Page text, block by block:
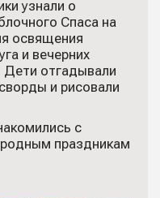
узнали о
Спаса на
освящения
и вечерних
Дети отгадывали
и рисовали
с
праздникам